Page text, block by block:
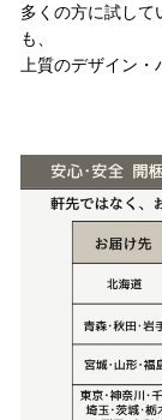
多くの方に試して
も、
上質のデザイン